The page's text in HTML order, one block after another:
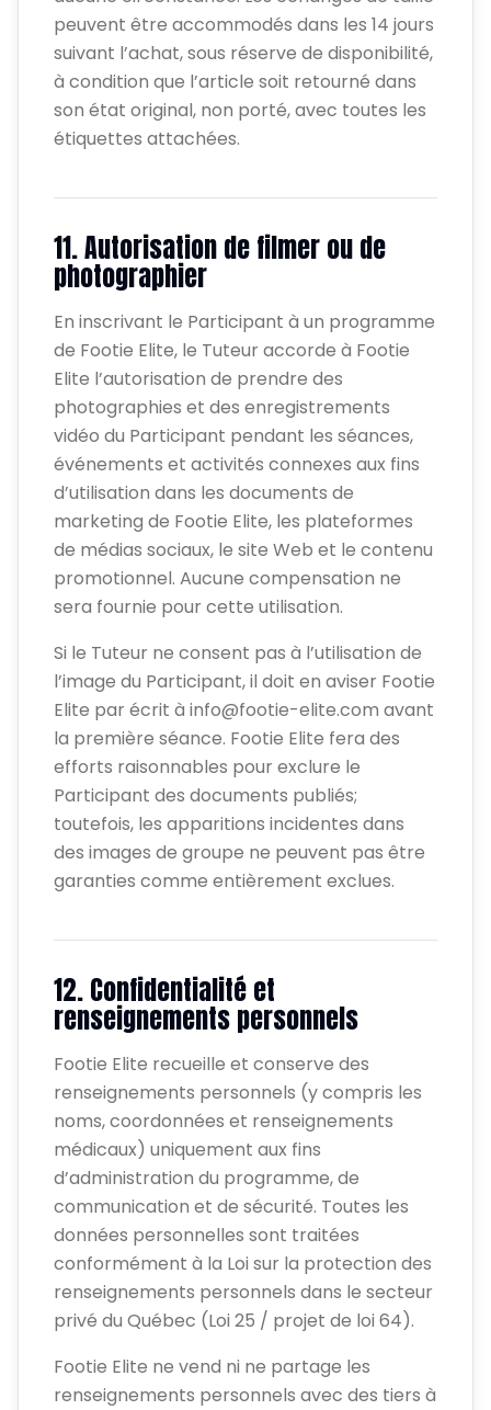
peuvent être accommodés dans les 14 jours
suivant l’achat, sous réserve de disponibilité,
à condition que l’article soit retourné dans
son état original, non porté, avec toutes les
étiquettes attachées.
11. Autorisation de filmer ou de
photographier
En inscrivant le Participant à un programme
de Footie Elite, le Tuteur accorde à Footie
Elite l’autorisation de prendre des
photographies et des enregistrements
vidéo du Participant pendant les séances,
événements et activités connexes aux fins
d’utilisation dans les documents de
marketing de Footie Elite, les plateformes
de médias sociaux, le site Web et le contenu
promotionnel. Aucune compensation ne
sera fournie pour cette utilisation.
Si le Tuteur ne consent pas à l’utilisation de
l’image du Participant, il doit en aviser Footie
Elite par écrit à info@footie-elite.com avant
la première séance. Footie Elite fera des
efforts raisonnables pour exclure le
Participant des documents publiés;
toutefois, les apparitions incidentes dans
des images de groupe ne peuvent pas être
garanties comme entièrement exclues.
12. Confidentialité et
renseignements personnels
Footie Elite recueille et conserve des
renseignements personnels (y compris les
noms, coordonnées et renseignements
médicaux) uniquement aux fins
d’administration du programme, de
communication et de sécurité. Toutes les
données personnelles sont traitées
conformément à la Loi sur la protection des
renseignements personnels dans le secteur
privé du Québec (Loi 25 / projet de loi 64).
Footie Elite ne vend ni ne partage les
renseignements personnels avec des tiers à